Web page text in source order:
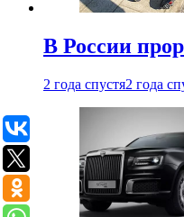
В России
2 года спустя2 года